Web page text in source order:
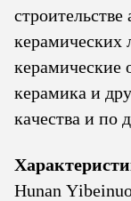
керамических
керамические
керамика и
качества и по
Hunan